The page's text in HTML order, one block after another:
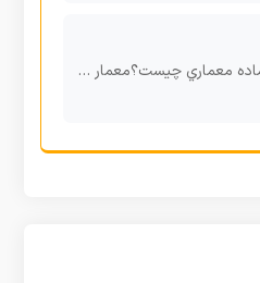
معماري چیست؟معمار کیست ؟